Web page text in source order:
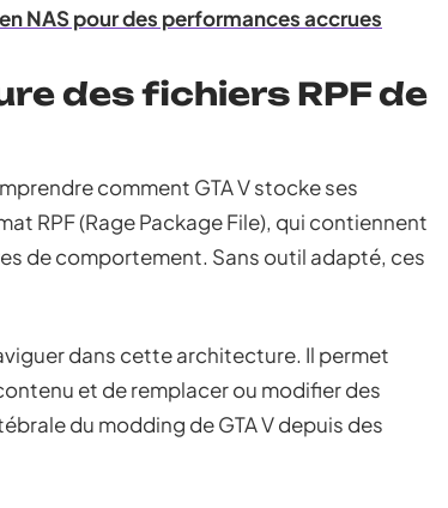
NAS pour des performances accrues
des fichiers RPF de
comment GTA V stocke ses
RPF (Rage Package File), qui contiennent
de comportement. Sans outil adapté, ces
dans cette architecture. Il permet
et de remplacer ou modifier des
du modding de GTA V depuis des